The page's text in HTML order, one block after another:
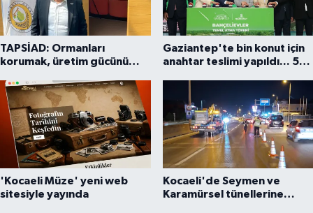
TAPSİAD: Ormanları
korumak, üretim gücünü
Gaziantep'te bin konut için
anahtar teslimi yapıldı... 5
'Kocaeli Müze' yeni web
sitesiyle yayında
Kocaeli'de Seymen ve
Karamürsel tünellerine